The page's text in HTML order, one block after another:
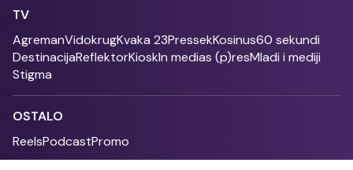
TV
AgremanVidokrugKvaka 23PressekKosinus60 sekundi
DestinacijaReflektorKioskIn medias (p)resMladi i mediji
Stigma
OSTALO
ReelsPodcastPromo